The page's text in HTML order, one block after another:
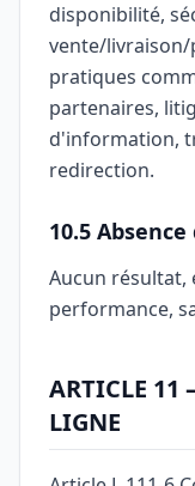
disponibilité,
vente/
pratiques
partenaires,
d'information,
redirection.
10.5
Aucun résultat,
performance,
ARTICLE 11
LIGNE